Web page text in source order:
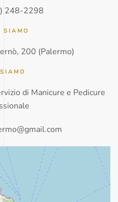
248-2298
SIAMO
200 (Palermo)
di Manicure e Pedicure